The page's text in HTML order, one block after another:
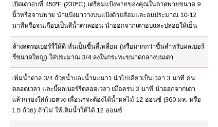
เปิดเตาอบที่ 450*F (230*C) เตรียมแป้งพายของคุณในถาดพายขนาด 9
นิ้วหรือจานพาย นำแป้งมาวางบนแป้งด้วยส้อมและอบประมาณ 10-12
นาทีหรือจนเกือบเป็นสีน้ำตาลอ่อน นำออกจากเตาอบและปล่อยให้เย็น
ล้างสตรอเบอร์รี่ให้ดี หั่นเป็นชิ้นสี่เหลี่ยม (หรือมากกว่าชิ้นสำหรับผลเบอร์
รี่ขนาดใหญ่) ใส่ประมาณ 3/4 ลงในกระทะขนาดกลางบนเตา
เพิ่มน้ำตาล 3/4 ถ้วยน้ำและน้ำมะนาว นำไปเคี่ยวเป็นเวลา 3 นาที คน
ตลอดเวลา และบี้ผลเบอร์รี่ตลอดเวลา เมื่อครบ 3 นาที นำออกจากเตา
แล้วกรองใส่ถ้วยตวง เพื่อนๆจะต้องได้น้ำผลไม้ 12 ออนซ์ (360 มล. หรือ
1.5 ถ้วย) ถ้าไม่ ให้เติมน้ำให้ได้ 12 ออนซ์